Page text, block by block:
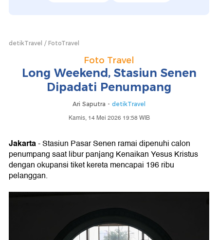
detikTravel FotoTravel
Foto Travel
Long Weekend, Stasiun Senen
Dipadati Penumpang
Ari Saputra - detikTravel
Kamis, 14 Mei 2026 19:58 WIB
Jakarta- Stasiun Pasar Senen ramai dipenuhi calon
penumpang saat libur panjang Kenaikan Yesus Kristus
dengan okupansi tiket kereta mencapai 196 ribu
pelanggan.